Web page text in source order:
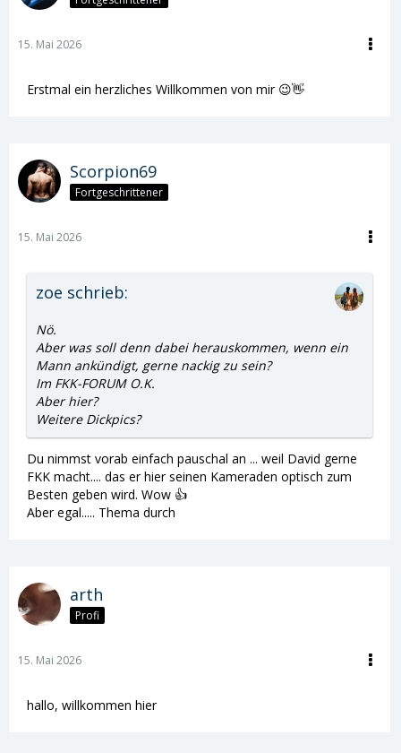
15. Mai 2026
Erstmal ein herzliches Willkommen von mir 😉👋
Scorpion69
Fortgeschrittener
15. Mai 2026
zoe schrieb:
Nö.
Aber was soll denn dabei herauskommen, wenn ein
Mann ankündigt, gerne nackig zu sein?
Im FKK-FORUM O.K.
Aber hier?
Weitere Dickpics?
Du nimmst vorab einfach pauschal an ... weil David gerne
FKK macht.... das er hier seinen Kameraden optisch zum
Besten geben wird. Wow 👍
Aber egal..... Thema durch
arth
Profi
15. Mai 2026
hallo, willkommen hier